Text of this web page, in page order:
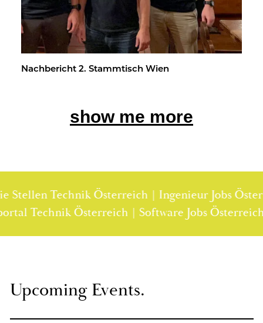
Nach­be­richt 2. Stamm­tisch Wien
show me more
Technik Österreich | Ingenieur Jobs
Österreich |
Up­co­ming Events.